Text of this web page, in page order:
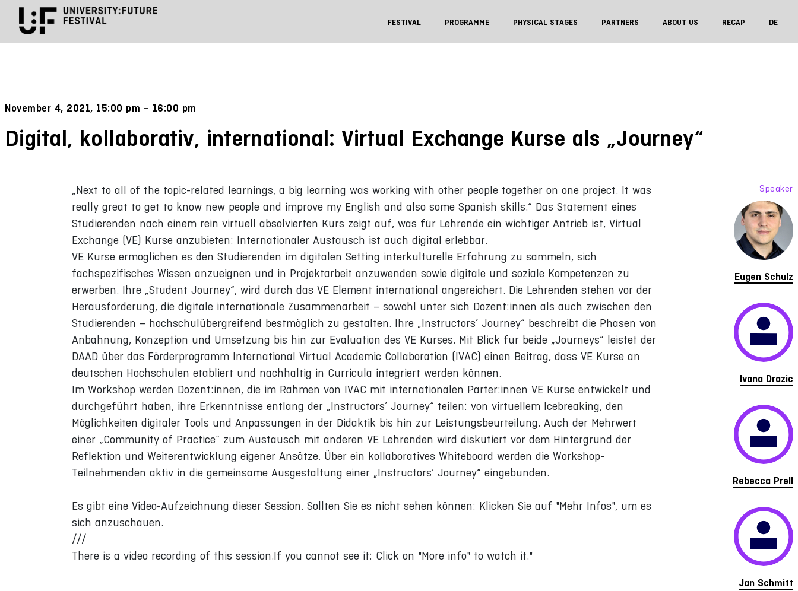
FESTIVAL PROGRAMME PHYSICAL STAGES PARTNERS ABOUT US RECAP DE
November 4, 2021, 15:00 pm – 16:00 pm
Digital, kollaborativ, international: Virtual Exchange Kurse als „Journey“
„Next to all of the topic-related learnings, a big learning was working with other people together on one project. It was
really great to get to know new people and improve my English and also some Spanish skills.“ Das Statement eines
Studierenden nach einem rein virtuell absolvierten Kurs zeigt auf, was für Lehrende ein wichtiger Antrieb ist, Virtual
Exchange (VE) Kurse anzubieten: Internationaler Austausch ist auch digital erlebbar.
VE Kurse ermöglichen es den Studierenden im digitalen Setting interkulturelle Erfahrung zu sammeln, sich
fachspezifisches Wissen anzueignen und in Projektarbeit anzuwenden sowie digitale und soziale Kompetenzen zu
erwerben. Ihre „Student Journey“, wird durch das VE Element international angereichert. Die Lehrenden stehen vor der
Herausforderung, die digitale internationale Zusammenarbeit – sowohl unter sich Dozent:innen als auch zwischen den
Studierenden – hochschulübergreifend bestmöglich zu gestalten. Ihre „Instructors’ Journey“ beschreibt die Phasen von
Anbahnung, Konzeption und Umsetzung bis hin zur Evaluation des VE Kurses. Mit Blick für beide „Journeys“ leistet der
DAAD über das Förderprogramm International Virtual Academic Collaboration (IVAC) einen Beitrag, dass VE Kurse an
deutschen Hochschulen etabliert und nachhaltig in Curricula integriert werden können.
Im Workshop werden Dozent:innen, die im Rahmen von IVAC mit internationalen Parter:innen VE Kurse entwickelt und
durchgeführt haben, ihre Erkenntnisse entlang der „Instructors’ Journey“ teilen: von virtuellem Icebreaking, den
Möglichkeiten digitaler Tools und Anpassungen in der Didaktik bis hin zur Leistungsbeurteilung. Auch der Mehrwert
einer „Community of Practice“ zum Austausch mit anderen VE Lehrenden wird diskutiert vor dem Hintergrund der
Reflektion und Weiterentwicklung eigener Ansätze. Über ein kollaboratives Whiteboard werden die Workshop-
Teilnehmenden aktiv in die gemeinsame Ausgestaltung einer „Instructors’ Journey“ eingebunden.
Es gibt eine Video-Aufzeichnung dieser Session. Sollten Sie es nicht sehen können: Klicken Sie auf "Mehr Infos", um es
sich anzuschauen.
///
There is a video recording of this session.If you cannot see it: Click on "More info" to watch it."
Speaker
Eugen Schulz
Ivana Drazic
Rebecca Prell
Jan Schmitt